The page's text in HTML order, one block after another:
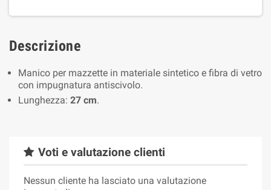
Descrizione
Manico per mazzette in materiale sintetico e fibra di vetro
con impugnatura antiscivolo.
Lunghezza: 27 cm.
Voti e valutazione clienti
Nessun cliente ha lasciato una valutazione